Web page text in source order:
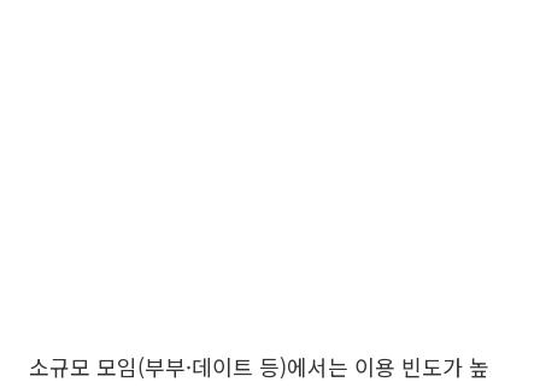
소규모 모임(부부·데이트 등)에서는 이용 빈도가 높